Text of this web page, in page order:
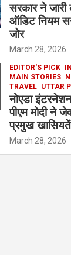
सरकार ने
ऑडिट नियम
जोर
March 28, 2026
EDITOR'S PICK
MAIN STORIES
TRAVEL UTTAR
नोएडा
पीएम मोदी ने
प्रमुख खासियतें
March 28, 2026